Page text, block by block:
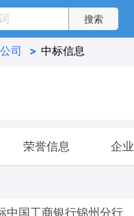
司 > 中标信息
荣誉信息 企
中国工商银行锦州分行